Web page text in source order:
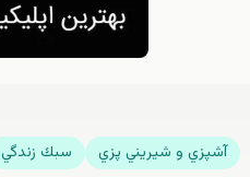
آشپزي و شيريني پزي سبك زندگي